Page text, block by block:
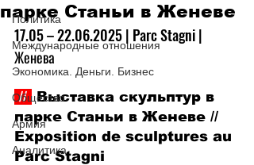
Политика
Международные отношения
Экономика. Деньги. Бизнес
Общество
Армия
Аналитика
парке Станьи в Женеве
17.05 – 22.06.2025 | Parc Stagni |
Женева
// Выставка скульптур в
парке Станьи в Женеве //
Exposition de sculptures au
Parc Stagni